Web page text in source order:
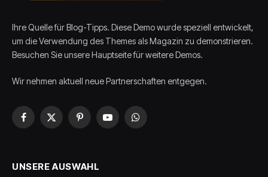
Ihre Quelle für Blog-Tipps. Diese Demo wurde speziell entwickelt,
um die Verwendung des Themes als Magazin zu demonstrieren.
Besuchen Sie unsere Hauptseite für weitere Demos.
Wir nehmen aktuell neue Partnerschaften entgegen.
Facebook
X
PinterestYouTubeWhatsApp
UNSERE AUSWAHL